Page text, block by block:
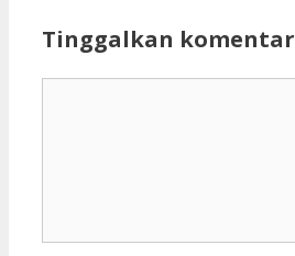
Tinggalkan komentar